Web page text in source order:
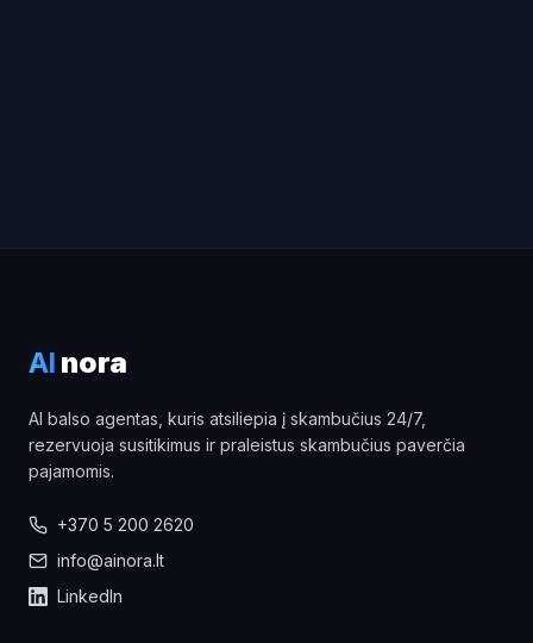
AI nora
AI balso agentas, kuris atsiliepia į skambučius 24/7,
rezervuoja susitikimus ir praleistus skambučius paverčia
pajamomis.
+370 5 200 2620
info@ainora.lt
LinkedIn